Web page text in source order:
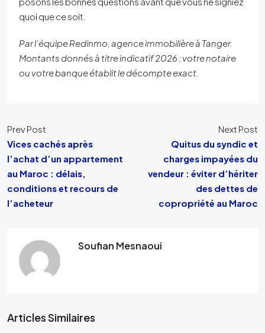
quoi que ce soit.
Par l’équipe Redinmo, agence immobilière à Tanger.
Montants donnés à titre indicatif 2026 ; votre notaire
ou votre banque établit le décompte exact.
Prev Post
Vices cachés après
l’achat d’un appartement
au Maroc : délais,
conditions et recours de
l’acheteur
Next Post
Quitus du syndic et
charges impayées du
vendeur : éviter d’hériter
des dettes de
copropriété au Maroc
Soufian Mesnaoui
Articles Similaires